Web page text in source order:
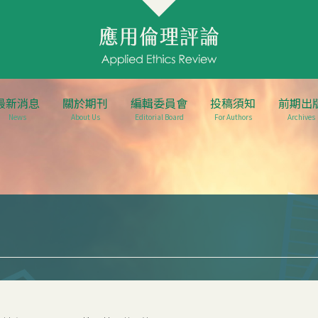
新消息
News
關於期刊
About Us
編輯委員會
Editorial Board
投稿須知
For Authors
前期出
Archives